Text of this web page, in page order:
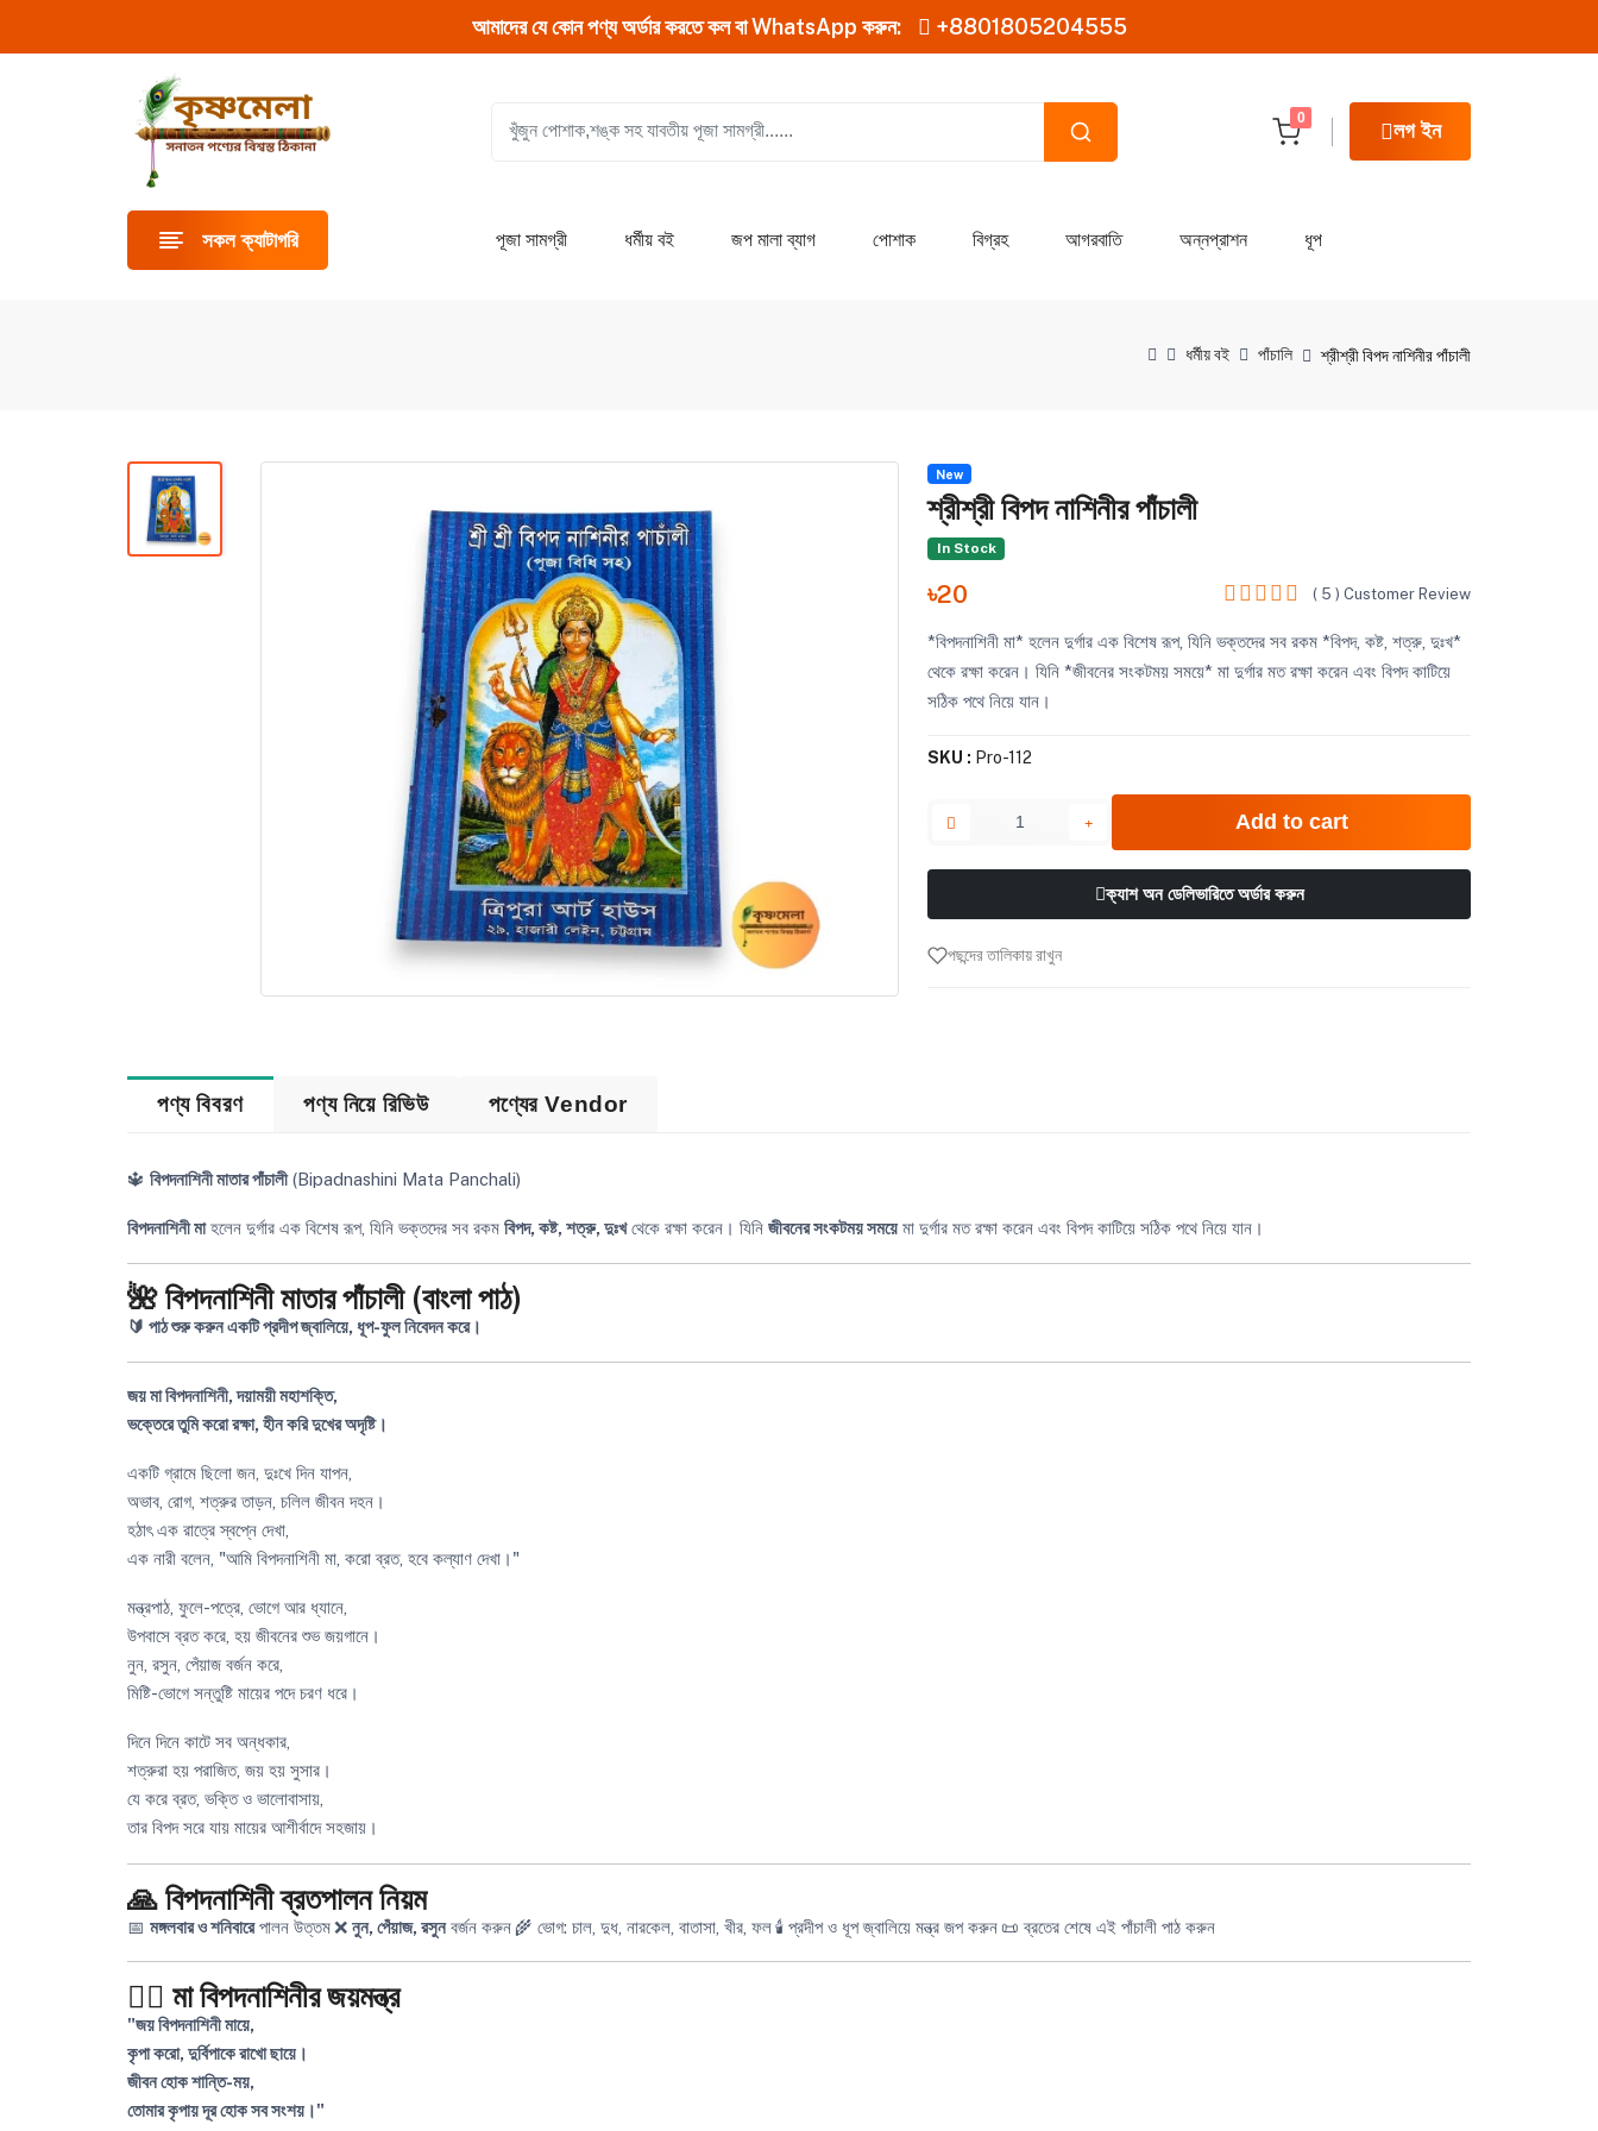
আমাদের যে কোন পণ্য অর্ডার করতে কল বা WhatsApp করুন: +8801805204555
0
লগ ইন
সকল ক্যাটাগরি পূজা সামগ্রী ধর্মীয় বই জপ মালা ব্যাগ পোশাক বিগ্রহ আগরবাতি অন্নপ্রাশন ধূপ
ধর্মীয় বই পাঁচালি শ্রীশ্রী বিপদ নাশিনীর পাঁচালী
New
শ্রীশ্রী বিপদ নাশিনীর পাঁচালী
In Stock
৳20 ( 5 ) Customer Review
*বিপদনাশিনী মা* হলেন দুর্গার এক বিশেষ রূপ, যিনি ভক্তদের সব রকম *বিপদ, কষ্ট, শত্রু, দুঃখ*
থেকে রক্ষা করেন। যিনি *জীবনের সংকটময় সময়ে* মা দুর্গার মত রক্ষা করেন এবং বিপদ কাটিয়ে
সঠিক পথে নিয়ে যান।
SKU : Pro-112
Add to cart
ক্যাশ অন ডেলিভারিতে অর্ডার করুন
পছন্দের তালিকায় রাখুন
পণ্য বিবরণ পণ্য নিয়ে রিভিউ পণ্যের Vendor
🔱 বিপদনাশিনী মাতার পাঁচালী(Bipadnashini Mata Panchali)
বিপদনাশিনী মাহলেন দুর্গার এক বিশেষ রূপ, যিনি ভক্তদের সব রকম বিপদ, কষ্ট, শত্রু, দুঃখথেকে রক্ষা করেন। যিনি জীবনের সংকটময় সময়েমা দুর্গার মত রক্ষা করেন এবং বিপদ কাটিয়ে সঠিক পথে নিয়ে যান।
🌺 বিপদনাশিনী মাতার পাঁচালী (বাংলা পাঠ)
🔰 পাঠ শুরু করুন একটি প্রদীপ জ্বালিয়ে, ধূপ-ফুল নিবেদন করে।
জয় মা বিপদনাশিনী, দয়াময়ী মহাশক্তি,
ভক্তেরে তুমি করো রক্ষা, হীন করি দুখের অদৃষ্টি।
একটি গ্রামে ছিলো জন, দুঃখে দিন যাপন,
অভাব, রোগ, শত্রুর তাড়ন, চলিল জীবন দহন।
হঠাৎ এক রাত্রে স্বপ্নে দেখা,
এক নারী বলেন, "আমি বিপদনাশিনী মা, করো ব্রত, হবে কল্যাণ দেখা।"
মন্ত্রপাঠ, ফুলে-পত্রে, ভোগে আর ধ্যানে,
উপবাসে ব্রত করে, হয় জীবনের শুভ জয়গানে।
নুন, রসুন, পেঁয়াজ বর্জন করে,
মিষ্টি-ভোগে সন্তুষ্টি মায়ের পদে চরণ ধরে।
দিনে দিনে কাটে সব অন্ধকার,
শত্রুরা হয় পরাজিত, জয় হয় সুসার।
যে করে ব্রত, ভক্তি ও ভালোবাসায়,
তার বিপদ সরে যায় মায়ের আশীর্বাদে সহজায়।
🙏 বিপদনাশিনী ব্রতপালন নিয়ম
📅 মঙ্গলবার ও শনিবারেপালন উত্তম❌ নুন, পেঁয়াজ, রসুনবর্জন করুন 🌾 ভোগ: চাল, দুধ, নারকেল, বাতাসা, খীর, ফল🕯️ প্রদীপ ও ধূপ জ্বালিয়ে মন্ত্র জপ করুন 📜 ব্রতের শেষে এই পাঁচালী পাঠ করুন
🧘‍♀️ মা বিপদনাশিনীর জয়মন্ত্র
"জয় বিপদনাশিনী মায়ে,
কৃপা করো, দুর্বিপাকে রাখো ছায়ে।
জীবন হোক শান্তি-ময়,
তোমার কৃপায় দূর হোক সব সংশয়।"